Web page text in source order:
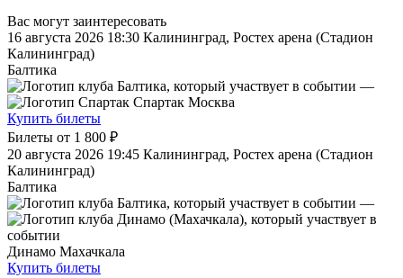
Вас могут заинтересовать
16 августа 2026 18:30 Калининград, Ростех арена (Стадион
Калининград)
Балтика
—
Спартак Москва
Купить билеты
Билеты от 1 800 ₽
20 августа 2026 19:45 Калининград, Ростех арена (Стадион
Калининград)
Балтика
—
Динамо Махачкала
Купить билеты